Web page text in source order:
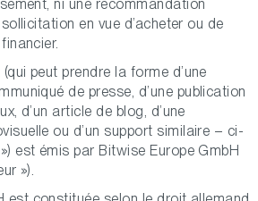
ni une recommandation
en vue d’acheter ou de
peut prendre la forme d’une
de presse, d’une publication
d’un article de blog, d’une
ou d’un support similaire – ci-
est émis par Bitwise Europe GmbH
»).